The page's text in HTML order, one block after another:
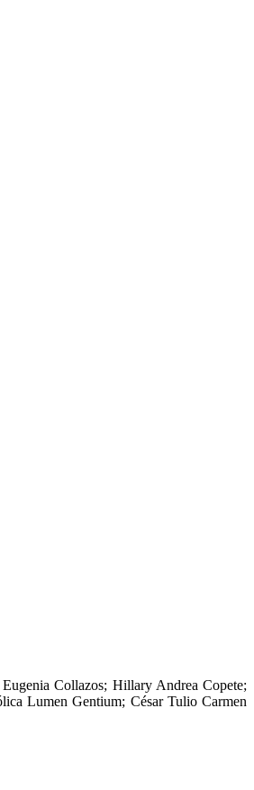
Collazos; Hillary Andrea Copete;
Lumen Gentium; César Tulio Carmen